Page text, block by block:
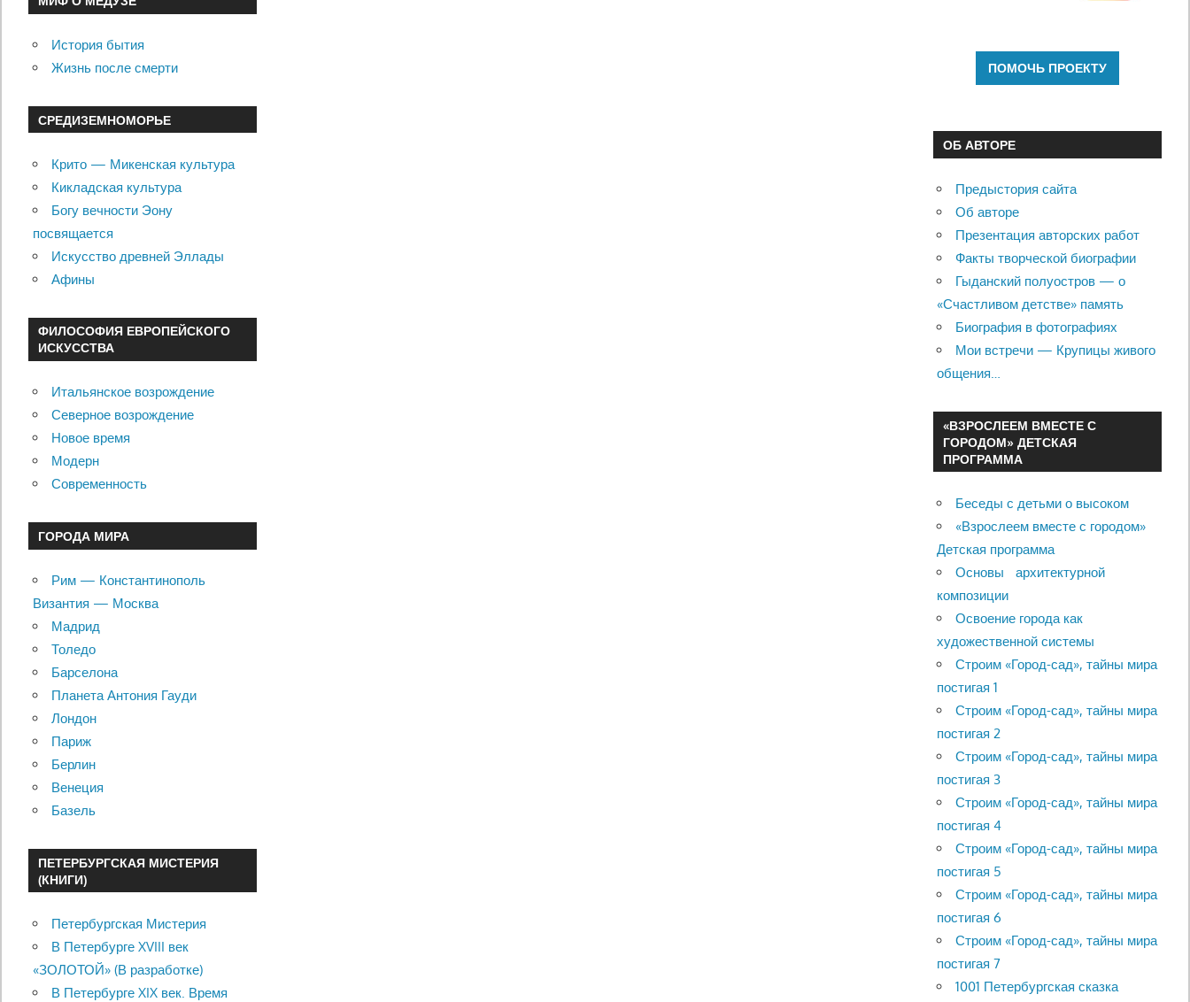
История бытия
Жизнь после смерти
СРЕДИЗЕМНОМОРЬЕ
Крито — Микенская культура
Кикладская культура
Богу вечности Эону
посвящается
Искусство древней Эллады
Афины
ФИЛОСОФИЯ ЕВРОПЕЙСКОГО
ИСКУССТВА
Итальянское возрождение
Северное возрождение
Новое время
Модерн
Современность
ГОРОДА МИРА
Рим — Константинополь
Византия — Москва
Мадрид
Толедо
Барселона
Планета Антония Гауди
Лондон
Париж
Берлин
Венеция
Базель
ПЕТЕРБУРГСКАЯ МИСТЕРИЯ
(КНИГИ)
Петербургская Мистерия
В Петербурге XVIII век
«ЗОЛОТОЙ» (В разработке)
В Петербурге XIX век. Время
ОБ АВТОРЕ
Предыстория сайта
Об авторе
Презентация авторских работ
Факты творческой биографии
Гыданский полуостров — о
«Счастливом детстве» память
Биография в фотографиях
Мои встречи — Крупицы живого
общения…
«ВЗРОСЛЕЕМ ВМЕСТЕ С
ГОРОДОМ» ДЕТСКАЯ
ПРОГРАММА
Беседы с детьми о высоком
«Взрослеем вместе с городом»
Детская программа
Основы архитектурной
композиции
Освоение города как
художественной системы
Строим «Город-сад», тайны мира
постигая 1
Строим «Город-сад», тайны мира
постигая 2
Строим «Город-сад», тайны мира
постигая 3
Строим «Город-сад», тайны мира
постигая 4
Строим «Город-сад», тайны мира
постигая 5
Строим «Город-сад», тайны мира
постигая 6
Строим «Город-сад», тайны мира
постигая 7
1001 Петербургская сказка